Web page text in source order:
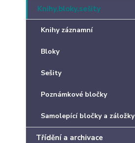
Knihy,bloky,sešity
Knihy záznamní
Bloky
Sešity
Poznámkové bločky
Samolepící bločky a záložky
Třídění a archivace